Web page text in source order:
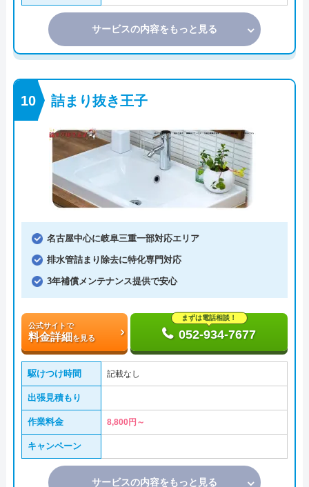
サービスの内容をもっと見る
詰まり抜き王子
名古屋中心に岐阜三重一部対応エリア
排水管詰まり除去に特化専門対応
3年補償メンテナンス提供で安心
公式サイトで
料金詳細を見る
まずは電話相談！
052-934-7677
駆けつけ時間 記載なし
出張見積もり
作業料金 8,800円～
キャンペーン
サービスの内容をもっと見る